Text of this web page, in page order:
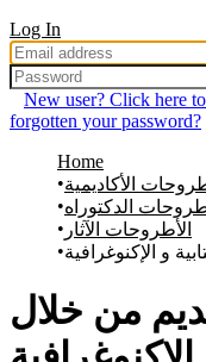
Log In
New user? Click here
forgotten your password?
Home
الأكاديمية
الدكتوراه
الأطروحات الآثار
و الإكنوغرافية
من خلال